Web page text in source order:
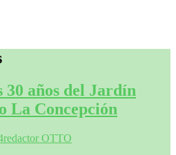
30 años del Jardín
La Concepción
redactor OTTO